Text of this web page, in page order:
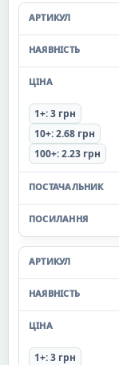
1+: 3 грн
10+: 2.68 грн
100+: 2.23 грн
1+: 3 грн